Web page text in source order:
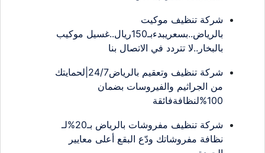
شركة تنظيف موكيت
بالرياض..بسعريبدءبـ150ريال..غسيل موكيب
بالبخار..لا تتردد في الاتصال بنا
شركة تنظيف وتعقيم بالرياض24/7|لحمايتك
من الجراثيم والفيروسات بضمان
100%لنظافةفائقة
شركة تنظيف مفروشات بالرياض بـ20%لـ
نظافة مفروشاتك ودّع البقع أعلى معايير